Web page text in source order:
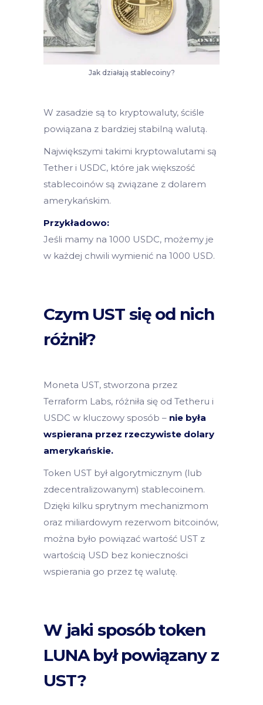
Jak działają stablecoiny?
W zasadzie są to kryptowaluty, ściśle
powiązana z bardziej stabilną walutą.
Największymi takimi kryptowalutami są
Tether i USDC, które jak większość
stablecoinów są związane z dolarem
amerykańskim.
Przykładowo:
Jeśli mamy na 1000 USDC, możemy je
w każdej chwili wymienić na 1000 USD.
Czym UST się od nich
różnił?
Moneta UST, stworzona przez
Terraform Labs, różniła się od Tetheru i
USDC w kluczowy sposób – nie była
wspierana przez rzeczywiste dolary
amerykańskie.
Token UST był algorytmicznym (lub
zdecentralizowanym) stablecoinem.
Dzięki kilku sprytnym mechanizmom
oraz miliardowym rezerwom bitcoinów,
można było powiązać wartość UST z
wartością USD bez konieczności
wspierania go przez tę walutę.
W jaki sposób token
LUNA był powiązany z
UST?